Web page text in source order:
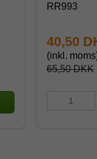
RR993
65,50 DKK
40,50
(inkl.